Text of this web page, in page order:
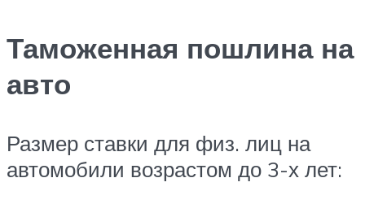
Таможенная пошлина на
авто
Размер ставки для физ. лиц на
автомобили возрастом до 3-х лет: